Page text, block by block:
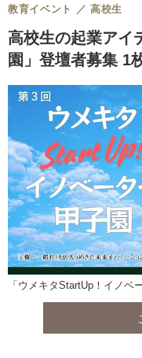
高校生の起業アイ
園」登壇者募集 1
教育イベント 高校生
「ウメキタStartUp！イノベ